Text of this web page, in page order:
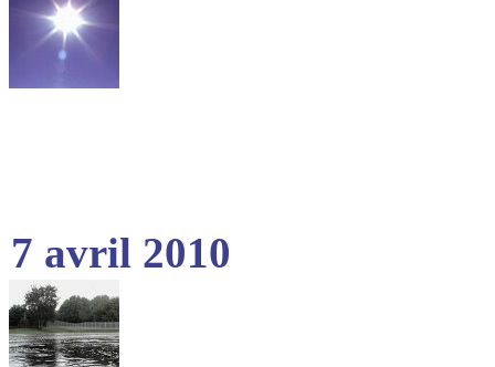
7 avril 2010